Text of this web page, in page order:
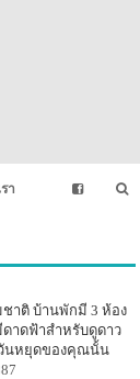
า
าติ บ้านพักมี 3 ห้อง
าดฟ้าสำหรับดูดาว
วันหยุดของคุณนั้น